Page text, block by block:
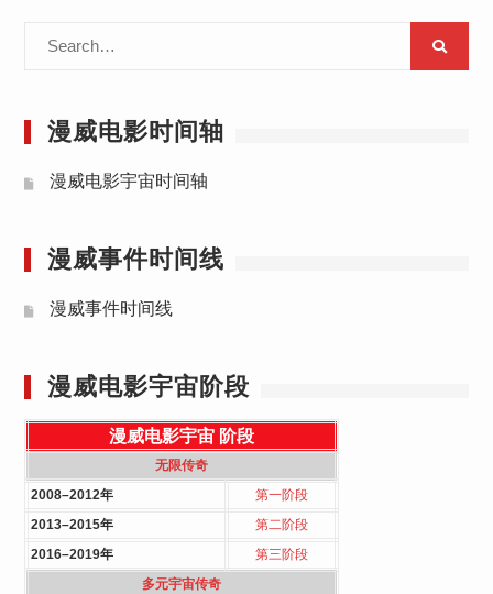
漫威电影时间轴
漫威电影宇宙时间轴
漫威事件时间线
漫威事件时间线
漫威电影宇宙阶段
漫威电影宇宙 阶段
无限传奇
2008–2012年
第一阶段
2013–2015年
第二阶段
2016–2019年
第三阶段
多元宇宙传奇